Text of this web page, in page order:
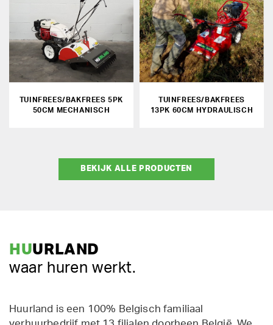
TUINFREES/BAKFREES 5PK
50CM MECHANISCH
TUINFREES/BAKFREES
13PK 60CM HYDRAULISCH
BEKIJK ALLE PRODUCTEN
HUURLAND
waar huren werkt.
Huurland is een 100% Belgisch familiaal